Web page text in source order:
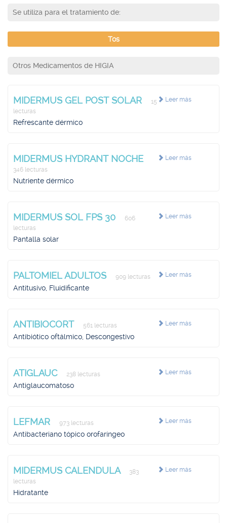
Se utiliza para el tratamiento de:
Tos
Otros Medicamentos de HIGIA
Leer más
MIDERMUS GEL POST SOLAR
15
lecturas
Refrescante dérmico
Leer más
MIDERMUS HYDRANT NOCHE
346 lecturas
Nutriente dérmico
Leer más
MIDERMUS SOL FPS 30
606
lecturas
Pantalla solar
Leer más
PALTOMIEL ADULTOS 909 lecturas
Antitusivo, Fluidificante
Leer más
ANTIBIOCORT 561 lecturas
Antibiótico oftálmico, Descongestivo
Leer más
ATIGLAUC 238 lecturas
Antiglaucomatoso
Leer más
LEFMAR 973 lecturas
Antibacteriano tópico orofaríngeo
Leer más
MIDERMUS CALENDULA
383
lecturas
Hidratante